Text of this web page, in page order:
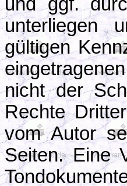
und ggf.
unterliegen
gültigen
nicht der
Rechte
vom Autor
Seiten. Eine